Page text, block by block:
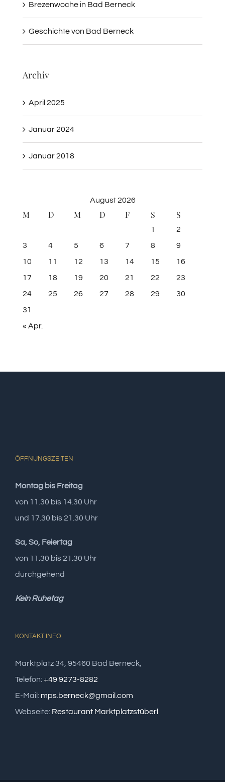
Brezenwoche in Bad Berneck
Geschichte von Bad Berneck
Archiv
April 2025
Januar 2024
Januar 2018
August 2026
M D M D F S S
1
2
3
4 5 6 7 8
9
10
11 12 13 14 15
16
17
18 19 20 21 22
23
24
25 26 27 28 29
30
31
« Apr.
ÖFFNUNGSZEITEN
Montag bis Freitag
von 11.30 bis 14.30 Uhr
und 17.30 bis 21.30 Uhr
Sa, So, Feiertag
von 11.30 bis 21.30 Uhr
durchgehend
Kein Ruhetag
KONTAKT INFO
Marktplatz 34, 95460 Bad Berneck,
Telefon:+49 9273-8282
E-Mail: mps.berneck@gmail.com
Webseite: Restaurant Marktplatzstüberl